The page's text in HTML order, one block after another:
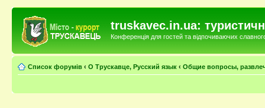
truskavec.in.ua:
Конференція для гостей та відпочиваючих
Список форумів ‹ О Трускавце, Русский язык ‹ Общие вопросы,